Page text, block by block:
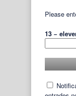
Please
13 −